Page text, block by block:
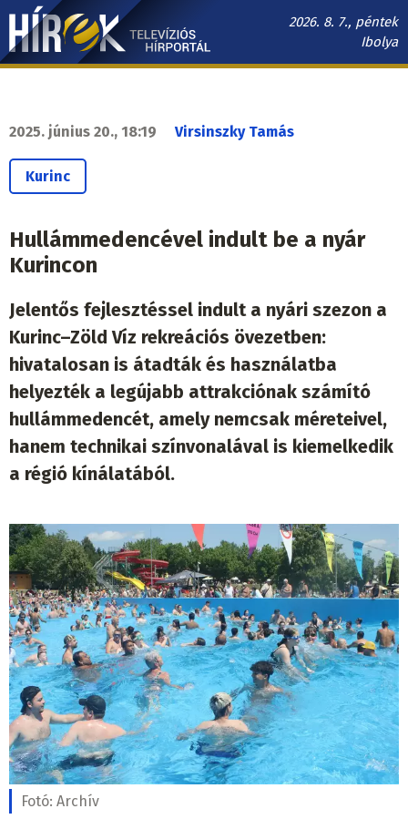
Ugrás
tartalomra
2026. 8. 7., péntek
Ibolya
Hírek.sk
navigáció
2025. június 20., 18:19 Virsinszky Tamás
Kurinc
Hullámmedencével indult be a nyár
Kurincon
Jelentős fejlesztéssel indult a nyári szezon a
Kurinc–Zöld Víz rekreációs övezetben:
hivatalosan is átadták és használatba
helyezték a legújabb attrakciónak számító
hullámmedencét, amely nemcsak méreteivel,
hanem technikai színvonalával is kiemelkedik
a régió kínálatából.
Fotó: Archív